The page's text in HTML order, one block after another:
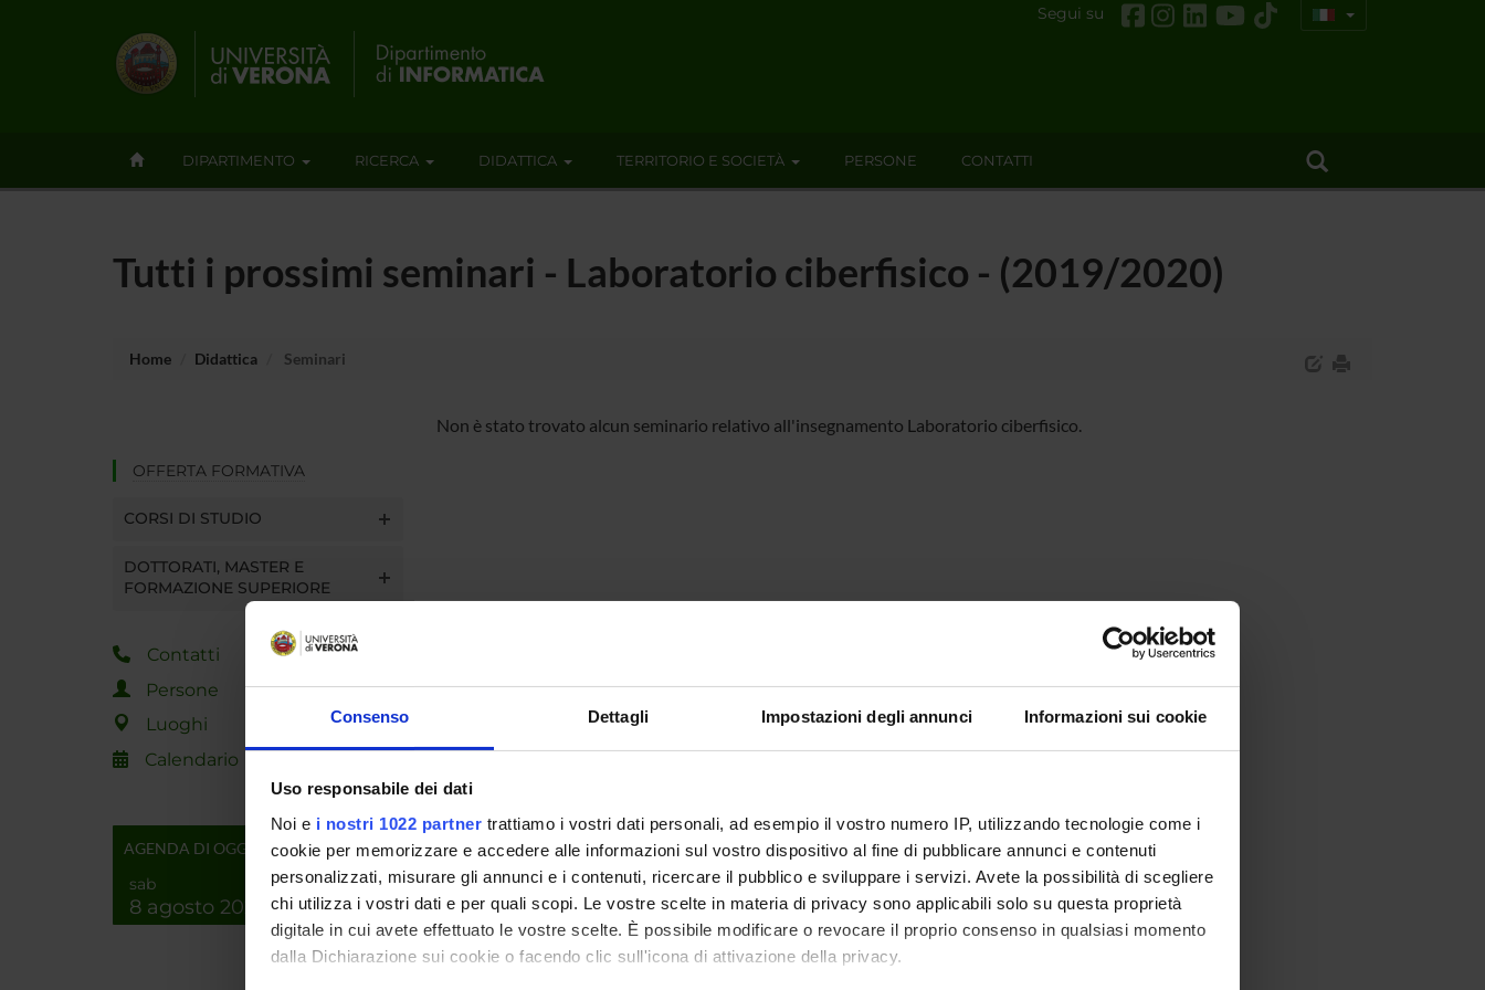
Consenso Dettagli Impostazioni degli annunci Informazioni sui cookie
Uso responsabile dei dati
Noi e i nostri 1022 partner trattiamo i vostri dati personali, ad esempio il vostro numero IP, utilizzando tecnologie come i
cookie per memorizzare e accedere alle informazioni sul vostro dispositivo al fine di pubblicare annunci e contenuti
personalizzati, misurare gli annunci e i contenuti, ricercare il pubblico e sviluppare i servizi. Avete la possibilità di scegliere
chi utilizza i vostri dati e per quali scopi. Le vostre scelte in materia di privacy sono applicabili solo su questa proprietà
digitale in cui avete effettuato le vostre scelte. È possibile modificare o revocare il proprio consenso in qualsiasi momento
dalla Dichiarazione sui cookie o facendo clic sull'icona di attivazione della privacy.
Segui su
DIPARTIMENTO RICERCA DIDATTICA TERRITORIO E SOCIETÀ PERSONE CONTATTI
Tutti i prossimi seminari - Laboratorio ciberfisico - (2019/2020)
Home Didattica Seminari
OFFERTA FORMATIVA
CORSI DI STUDIO
DOTTORATI, MASTER E
FORMAZIONE SUPERIORE
Contatti
Persone
Luoghi
Calendario
AGENDA DI OGGI
sab
8 agosto 2026
Non è stato trovato alcun seminario relativo all'insegnamento Laboratorio ciberfisico.